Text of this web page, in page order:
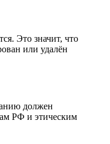
Это значит, что
или удалён
должен
РФ и этическим